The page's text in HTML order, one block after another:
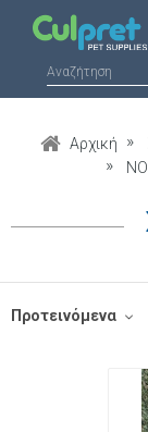
Αρχική
Προτεινόμενα